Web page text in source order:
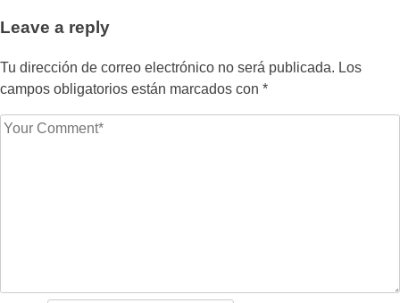
Leave a reply
Tu dirección de correo electrónico no será publicada. Los
campos obligatorios están marcados con *